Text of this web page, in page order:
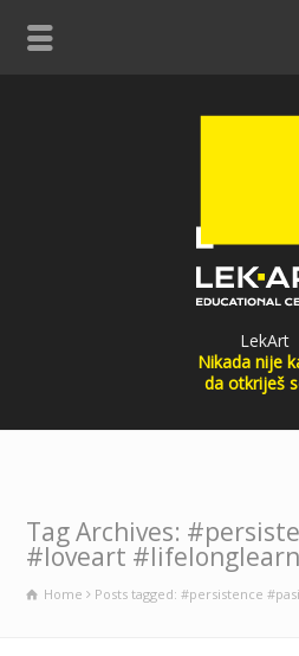
LekArt
Nikada nije
da otkriješ
Tag Archives:
#loveart
Home Posts tagged: #persistence